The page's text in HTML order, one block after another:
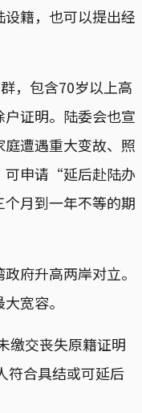
籍，也可以提出经
，包含70岁以上高
证明。陆委会也宣
遭遇重大变故、照
可申请“延后赴陆办
月到一年不等的期
政府升高两岸对立。
宽容。
缴交丧失原籍证明
符合具结或可延后